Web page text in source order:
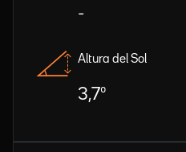
-
Altura del Sol
3,7º